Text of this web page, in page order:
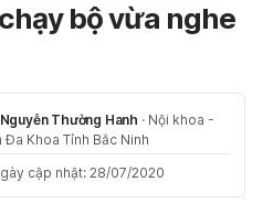
bộ vừa nghe
Thường Hanh · Nội khoa -
Đa Khoa Tỉnh Bắc Ninh
cập nhật: 28/07/2020